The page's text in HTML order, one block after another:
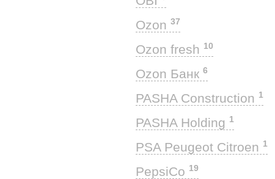
Ozon 37
Ozon fresh 10
Ozon Банк 6
PASHA Construction 1
PASHA Holding 1
PSA Peugeot Citroen 1
PepsiCo 19